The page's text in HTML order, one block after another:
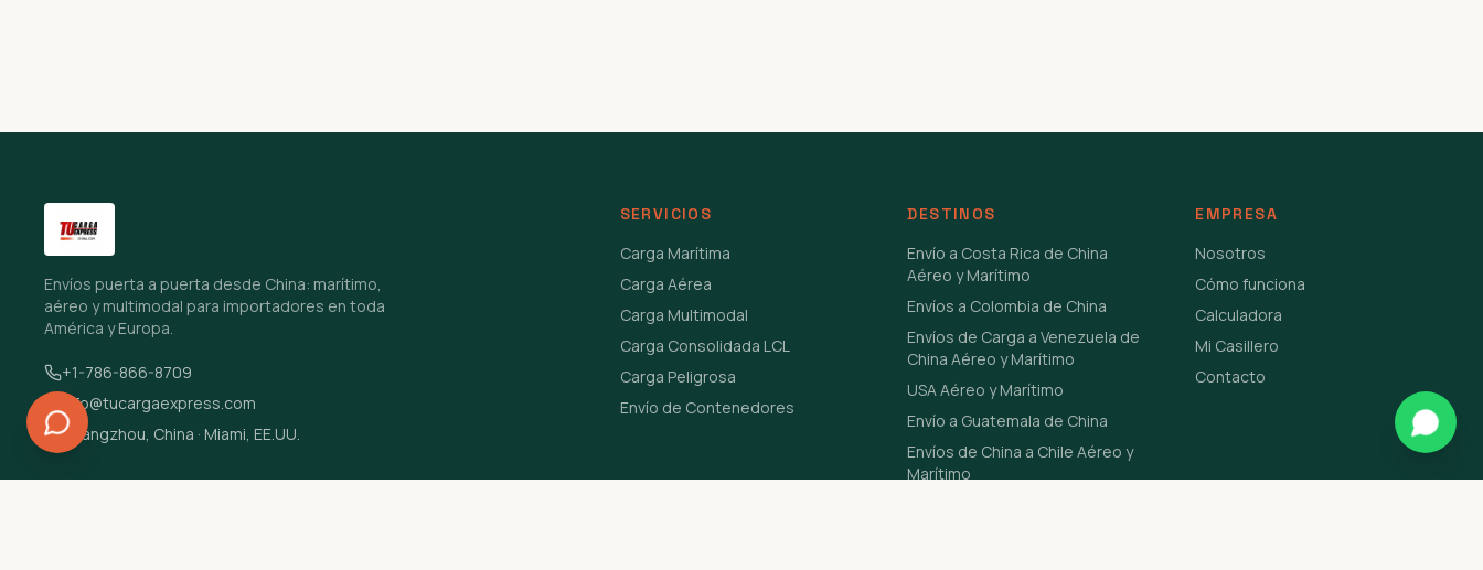
Envíos puerta a puerta desde China: marítimo,
aéreo y multimodal para importadores en toda
América y Europa.
+1-786-866-8709
info@tucargaexpress.com
Guangzhou, China · Miami, EE.UU.
SERVICIOS
Carga Marítima
Carga Aérea
Carga Multimodal
Carga Consolidada LCL
Carga Peligrosa
Envío de Contenedores
DESTINOS
Envío a Costa Rica de China
Aéreo y Marítimo
Envíos a Colombia de China
Envíos de Carga a Venezuela de
China Aéreo y Marítimo
USA Aéreo y Marítimo
Envío a Guatemala de China
Envíos de China a Chile Aéreo y
Marítimo
EMPRESA
Nosotros
Cómo funciona
Calculadora
Mi Casillero
Contacto